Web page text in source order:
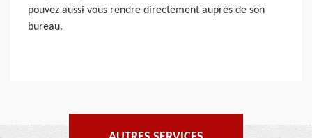
pouvez aussi vous rendre directement auprès de son
bureau.